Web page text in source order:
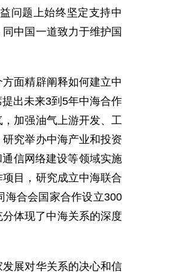
问题上始终坚定支持中
中国一道致力于维护国
面精辟阐释如何建立中
出未来3到5年中海合作
加强油气上游开发、工
究举办中海产业和投资
信网络建设等领域实施
目，研究成立中海联合
海合会国家合作设立300
体现了中海关系的深度
展对华关系的决心和信